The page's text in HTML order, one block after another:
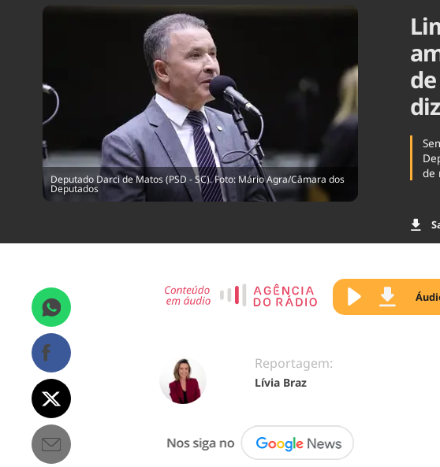
Deputado Darci de Matos (PSD - SC). Foto: Mário Agra/Câmara dos
Deputados
de
Reportagem:
Lívia Braz